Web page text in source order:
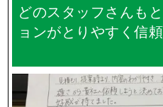
どのスタッフさんも
ョンがとりやすく信